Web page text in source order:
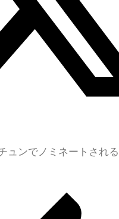
ュンでノミネートされ